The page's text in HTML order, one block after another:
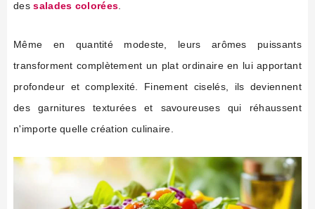
dessalades colorées
Même en quantité modeste, leurs arômes puissants
transforment complètement un plat ordinaire en lui apportant
profondeur et complexité. Finement ciselés, ils deviennent
des garnitures texturées et savoureuses qui réhaussent
n'importe quelle création culinaire.